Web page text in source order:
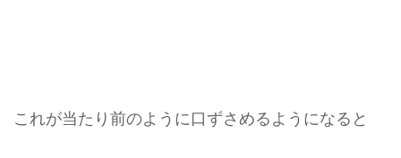
これが当たり前のように口ずさめるようになると